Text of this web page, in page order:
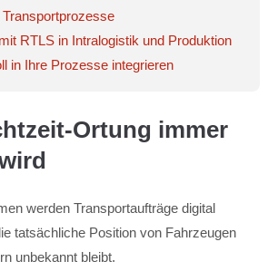
RTLS in Intralogistik und Produktion
in Ihre Prozesse integrieren
Ortung immer
werden Transportaufträge digital
tatsächliche Position von Fahrzeugen
unbekannt bleibt.